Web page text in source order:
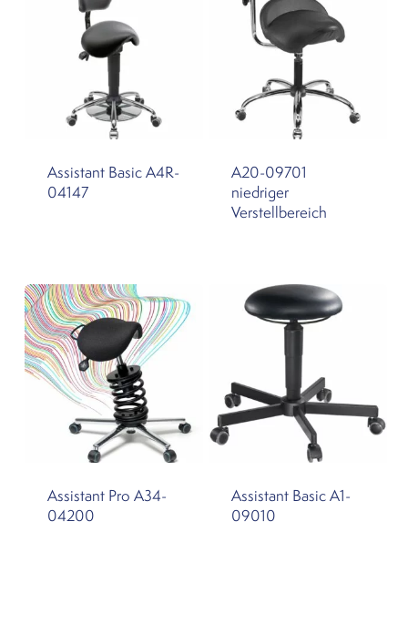
Assistant Basic A4R-
04147
A20-09701
niedriger
Verstellbereich
Assistant Pro A34-
04200
Assistant Basic A1-
09010